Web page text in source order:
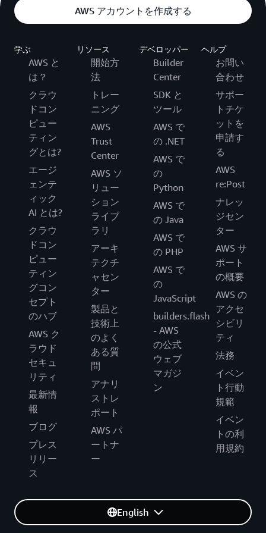
AWS アカウントを作成する
学ぶ
AWS と
は？
クラウ
ドコン
ピュー
ティン
グとは?
エージ
ェンテ
ィック
AI とは?
クラウ
ドコン
ピュー
ティン
グコン
セプト
のハブ
AWS ク
ラウド
セキュ
リティ
最新情
報
ブログ
プレス
リリー
ス
リソース
開始方
法
トレー
ニング
AWS
Trust
Center
AWS ソ
リュー
ション
ライブ
ラリ
アーキ
テクチ
ャセン
ター
製品と
技術上
のよく
ある質
問
アナリ
ストレ
ポート
AWS パ
ートナ
ー
デベロッパー
Builder
Center
SDK と
ツール
AWS で
の .NET
AWS で
の
Python
AWS で
の Java
AWS で
の PHP
AWS で
の
JavaScript
builders.flash
- AWS
の公式
ウェブ
マガジ
ン
ヘルプ
お問い
合わせ
サポー
トチケ
ットを
申請す
る
AWS
re:Post
ナレッ
ジセン
ター
AWS サ
ポート
の概要
AWS の
アクセ
シビリ
ティ
法務
イベン
ト行動
規範
イベン
トの利
用規約
English